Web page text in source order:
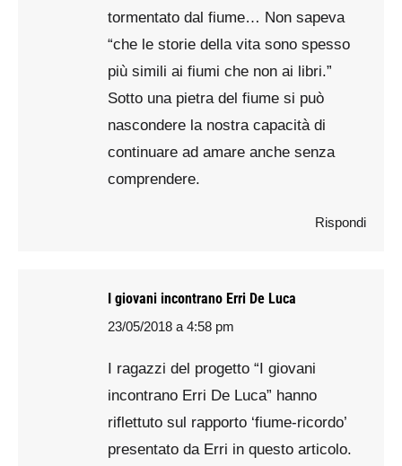
tormentato dal fiume… Non sapeva
“che le storie della vita sono spesso
più simili ai fiumi che non ai libri.”
Sotto una pietra del fiume si può
nascondere la nostra capacità di
continuare ad amare anche senza
comprendere.
Rispondi
I giovani incontrano Erri De Luca
says:
23/05/2018 a 4:58 pm
I ragazzi del progetto “I giovani
incontrano Erri De Luca” hanno
riflettuto sul rapporto ‘fiume-ricordo’
presentato da Erri in questo articolo.